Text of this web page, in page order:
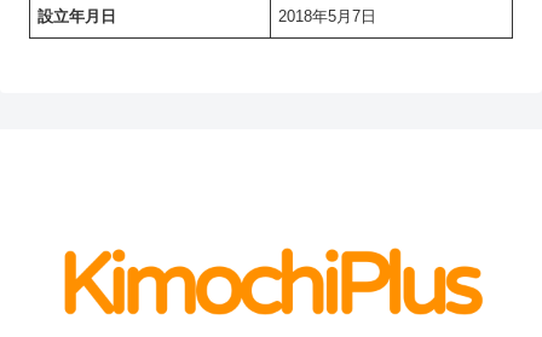
設立年月日 2018年5月7日